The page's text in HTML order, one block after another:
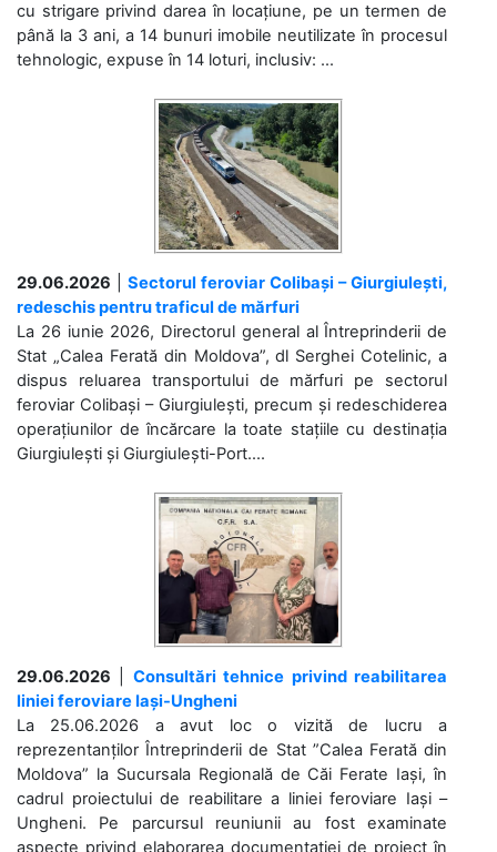
cu strigare privind darea în locațiune, pe un termen de
până la 3 ani, a 14 bunuri imobile neutilizate în procesul
tehnologic, expuse în 14 loturi, inclusiv: ...
29.06.2026
Sectorul feroviar Colibași – Giurgiulești,
redeschis pentru traficul de mărfuri
La 26 iunie 2026, Directorul general al Întreprinderii de
Stat „Calea Ferată din Moldova”, dl Serghei Cotelinic, a
dispus reluarea transportului de mărfuri pe sectorul
feroviar Colibași – Giurgiulești, precum și redeschiderea
operațiunilor de încărcare la toate stațiile cu destinația
Giurgiulești și Giurgiulești-Port....
29.06.2026
Consultări tehnice privind reabilitarea
liniei feroviare Iași-Ungheni
La 25.06.2026 a avut loc o vizită de lucru a
reprezentanților Întreprinderii de Stat ”Calea Ferată din
Moldova” la Sucursala Regională de Căi Ferate Iași, în
cadrul proiectului de reabilitare a liniei feroviare Iași –
Ungheni. Pe parcursul reuniunii au fost examinate
aspecte privind elaborarea documentației de proiect în